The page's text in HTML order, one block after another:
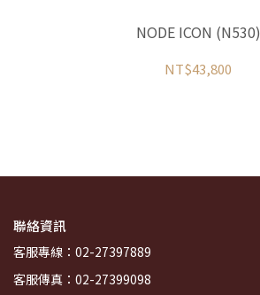
NODE ICON (N530)
NT$43,800
聯絡資訊
客服專線：02-27397889
客服傳真：02-27399098